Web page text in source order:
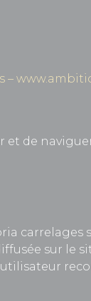
–
et de
carrelages
sur le